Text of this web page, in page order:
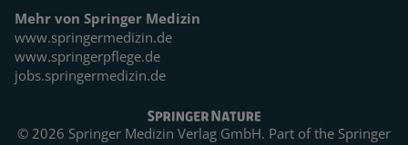
Mehr von Springer Medizin
www.springermedizin.de
www.springerpflege.de
jobs.springermedizin.de
© 2026 Springer Medizin Verlag GmbH. Part of the Springer